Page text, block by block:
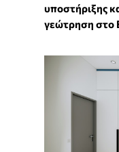
υποστήριξης
γεώτρηση στο